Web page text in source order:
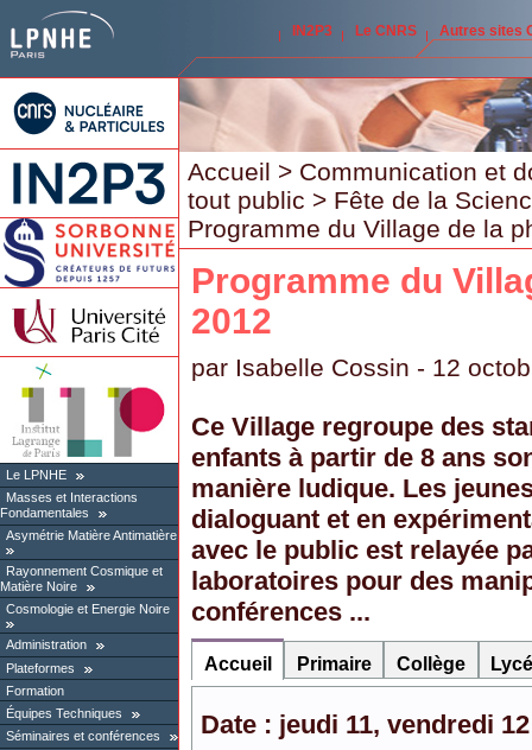
IN2P3 Le CNRS Autres sites
Le LPNHE
Masses et Interactions
Fondamentales
Asymétrie Matière Antimatière
Rayonnement Cosmique et
Matière Noire
Cosmologie et Energie Noire
Administration
Plateformes
Formation
Équipes Techniques
Séminaires et conférences
Accueil > Communication et
tout public > Fête de la
Programme du Village de la
Programme du
2012
par Isabelle Cossin - 12
Ce Village regroupe des
enfants à partir de 8 ans
manière ludique. Les
dialoguant et en
avec le public est relayée
laboratoires pour des
conférences ...
Accueil Primaire Collège
Date : jeudi 11, vendredi